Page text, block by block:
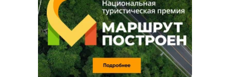
МЕЛОДРАМЫ
ИСПАНИЯ
ФРАНЦИЯ
ГЕРМАНИЯ
СВЕТСКИЕ НОВОСТИ
СПОЙЛЕРЫ ИЗ СЕРИАЛОВ